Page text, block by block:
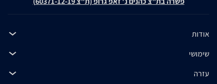
אודות
שימושי
עזרה